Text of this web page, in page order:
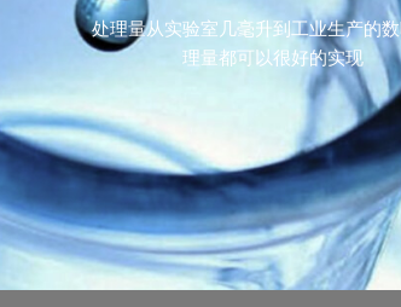
处理量从实验室几毫升到工业生产的
理量都可以很好的实现